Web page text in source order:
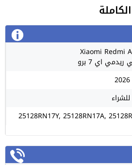
Xiaomi Redmi
اي 7 برو
25128RN17Y, 25128RN17A,